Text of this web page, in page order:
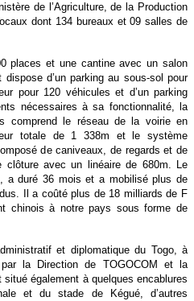
de l’Agriculture, de la Production
dont 134 bureaux et 09 salles de
places et une cantine avec un salon
d’un parking au sous-sol pour
pour 120 véhicules et d’un parking
nécessaires à sa fonctionnalité, la
comprend le réseau de la voirie en
totale de 1 338m et le système
de caniveaux, de regards et de
clôture avec un linéaire de 680m. Le
a duré 36 mois et a mobilisé plus de
Il a coûté plus de 18 milliards de F
chinois à notre pays sous forme de
et diplomatique du Togo, à
la Direction de TOGOCOM et la
également à quelques encablures
et du stade de Kégué, d’autres